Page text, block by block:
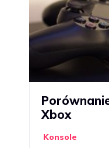
Xbox
Konsole